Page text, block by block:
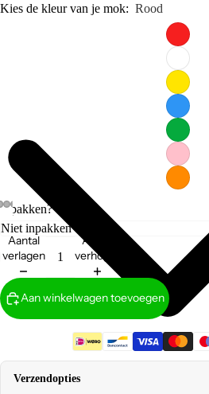
Kies de kleur van je mok: Rood
Inpakken?
Aantal
verlagen
Aantal
verhogen
Aan winkelwagen toevoegen
Verzendopties